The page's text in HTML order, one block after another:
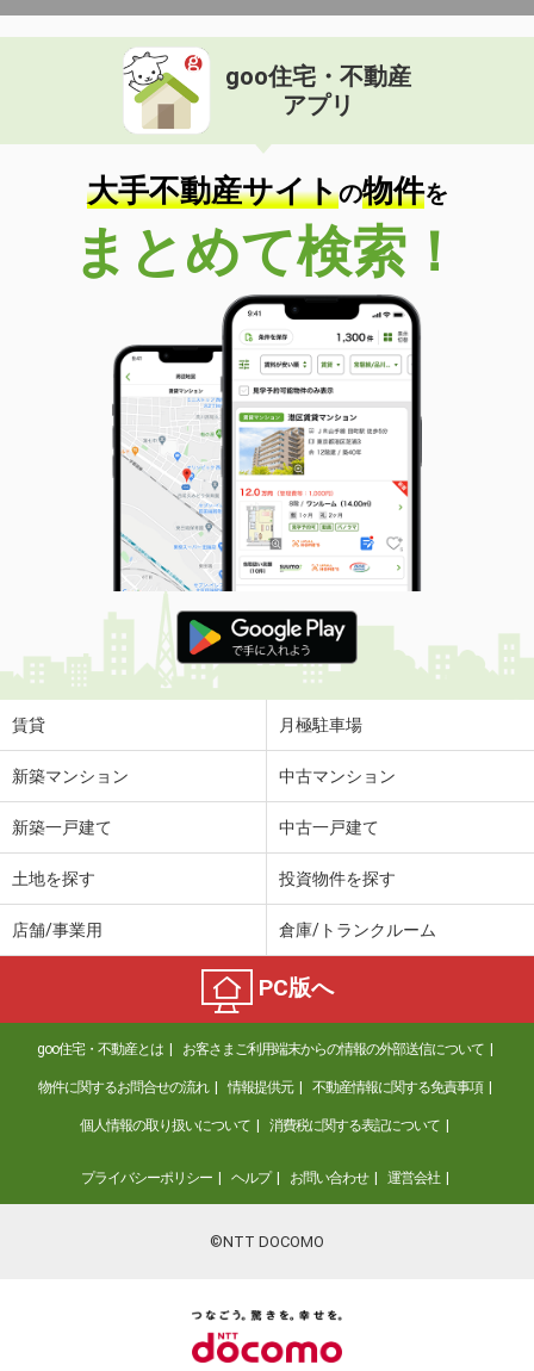
goo住宅・不動産
アプリ
大手不動産サイトの物件を
まとめて検索！
賃貸 月極駐車場
新築マンション 中古マンション
新築一戸建て 中古一戸建て
土地を探す 投資物件を探す
店舗/事業用 倉庫/トランクルーム
PC版へ
goo住宅・不動産とは お客さまご利用端末からの情報の外部送信について
物件に関するお問合せの流れ 情報提供元 不動産情報に関する免責事項
個人情報の取り扱いについて 消費税に関する表記について
プライバシーポリシー ヘルプ お問い合わせ 運営会社
©NTT DOCOMO